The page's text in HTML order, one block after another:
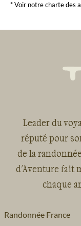
* Voir notre charte des
Leader du
réputé pour
de la
d'Aventure fait
chaque
Randonnée France